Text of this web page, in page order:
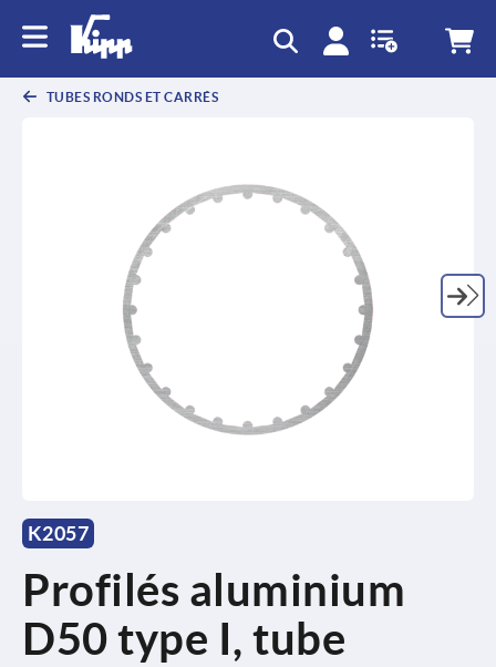
TUBES RONDS ET CARRÉS
K2057
Profilés aluminium
D50 type I, tube